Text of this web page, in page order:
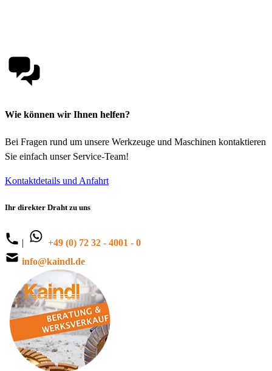
Wie können wir Ihnen helfen?
Bei Fragen rund um unsere Werkzeuge und Maschinen kontaktieren
Sie einfach unser Service-Team!
Kontaktdetails und Anfahrt
Ihr direkter Draht zu uns
|
+49 (0) 72 32 - 4001 - 0
info@kaindl.de